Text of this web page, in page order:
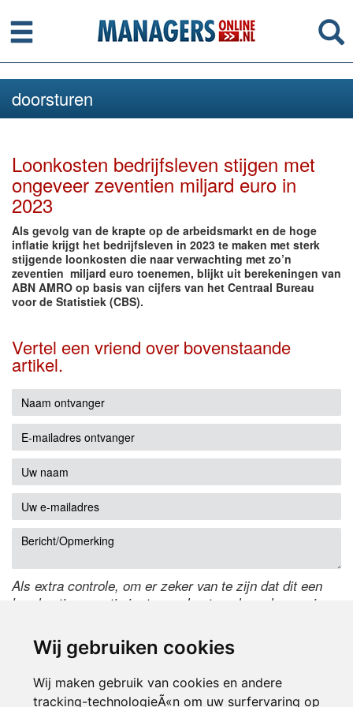
Wij gebruiken cookies
Wij maken gebruik van cookies en andere
tracking-technologieÃ«n om uw surfervaring op
Menu
doorsturen
Loonkosten bedrijfsleven stijgen met
ongeveer zeventien miljard euro in
2023
Als gevolg van de krapte op de arbeidsmarkt en de hoge
inflatie krijgt het bedrijfsleven in 2023 te maken met sterk
stijgende loonkosten die naar verwachting met zo’n
zeventien miljard euro toenemen, blijkt uit berekeningen van
ABN AMRO op basis van cijfers van het Centraal Bureau
voor de Statistiek (CBS).
Vertel een vriend over bovenstaande
artikel.
Als extra controle, om er zeker van te zijn dat dit een
handmatige reactie is, typ onderstaande code over in
de code te wijzigen.